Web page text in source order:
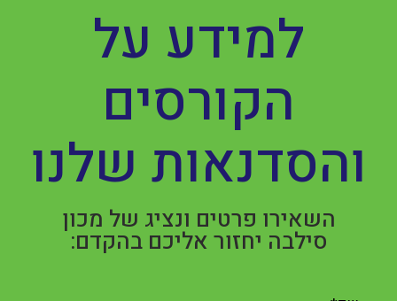
למידע על
הקורסים
והסדנאות שלנו
השאירו פרטים ונציג של מכון
סילבה יחזור אליכם בהקדם: